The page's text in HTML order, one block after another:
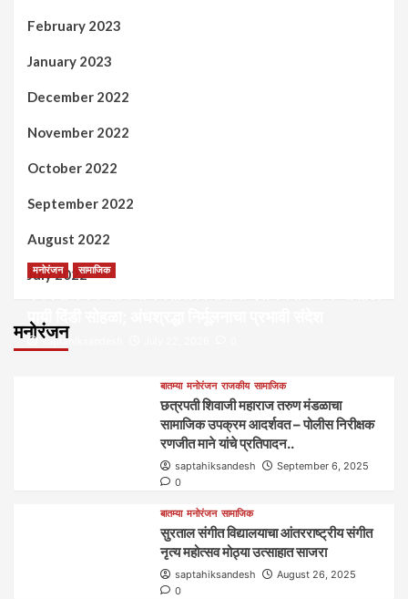
February 2023
January 2023
December 2022
November 2022
October 2022
September 2022
August 2022
July 2022
मनोरंजन
मनोरंजन सामाजिक
पायी दिंडी सोहळा; अंधश्रद्धा निर्मूलनाचा प्रभावी संदेश
saptahiksandesh
बातम्या मनोरंजन राजकीय सामाजिक
छत्रपती शिवाजी महाराज तरुण मंडळाचा
सामाजिक उपक्रम आदर्शवत – पोलीस निरीक्षक
रणजीत माने यांचे प्रतिपादन..
saptahiksandesh
September 6, 2025
0
बातम्या मनोरंजन सामाजिक
सुरताल संगीत विद्यालयाचा आंतरराष्ट्रीय संगीत
नृत्य महोत्सव मोठ्या उत्साहात साजरा
saptahiksandesh
August 26, 2025
0